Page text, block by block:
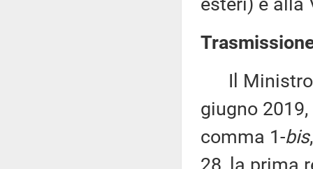
Il Ministro
giugno
comma 1-bis